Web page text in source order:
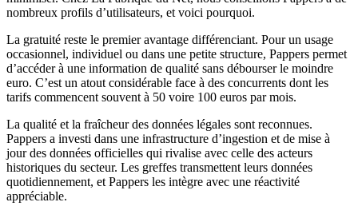
nombreux profils d’utilisateurs, et voici pourquoi.
La gratuité reste le premier avantage différenciant. Pour un usage
occasionnel, individuel ou dans une petite structure, Pappers permet
d’accéder à une information de qualité sans débourser le moindre
euro. C’est un atout considérable face à des concurrents dont les
tarifs commencent souvent à 50 voire 100 euros par mois.
La qualité et la fraîcheur des données légales sont reconnues.
Pappers a investi dans une infrastructure d’ingestion et de mise à
jour des données officielles qui rivalise avec celle des acteurs
historiques du secteur. Les greffes transmettent leurs données
quotidiennement, et Pappers les intègre avec une réactivité
appréciable.